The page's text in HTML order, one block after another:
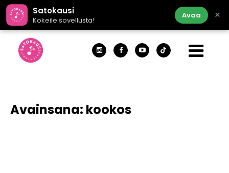
Satokausi
Kokeile sovellusta!
Avaa ×
Avainsana: kookos